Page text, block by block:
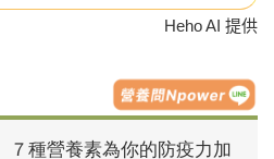
Heho AI 提供